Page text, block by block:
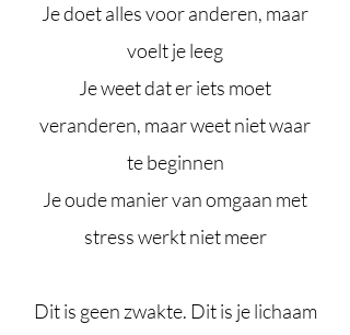
Je doet alles voor anderen, maar
voelt je leeg
Je weet dat er iets moet
veranderen, maar weet niet waar
te beginnen
Je oude manier van omgaan met
stress werkt niet meer
Dit is geen zwakte. Dit is je lichaam